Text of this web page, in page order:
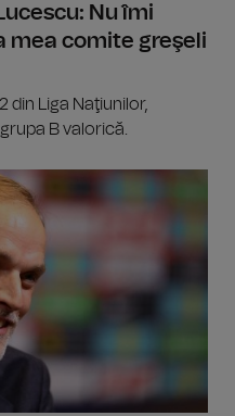
Nu îmi
mea comite greşeli
din Liga Naţiunilor,
B valorică.